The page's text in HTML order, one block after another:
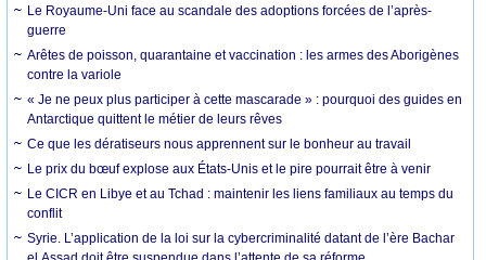
Le Royaume-Uni face au scandale des adoptions forcées de l’après-
guerre
Arêtes de poisson, quarantaine et vaccination : les armes des Aborigènes
contre la variole
« Je ne peux plus participer à cette mascarade » : pourquoi des guides en
Antarctique quittent le métier de leurs rêves
Ce que les dératiseurs nous apprennent sur le bonheur au travail
Le prix du bœuf explose aux États-Unis et le pire pourrait être à venir
Le CICR en Libye et au Tchad : maintenir les liens familiaux au temps du
conflit
Syrie. L’application de la loi sur la cybercriminalité datant de l’ère Bachar